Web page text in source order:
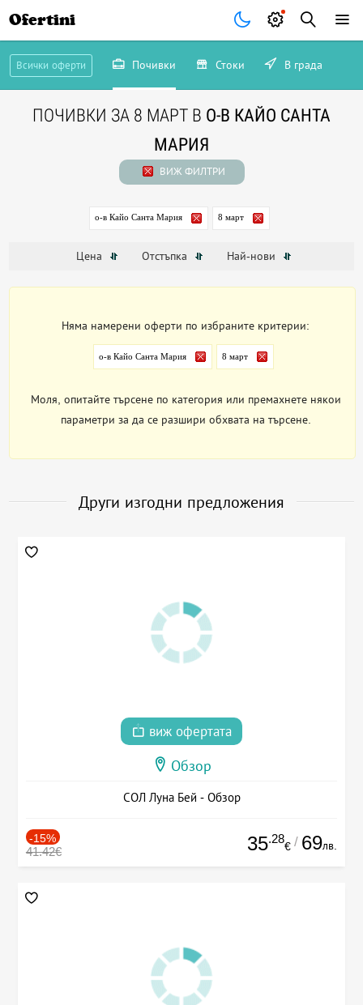
Ofertini
Всички оферти Почивки Стоки В града
ПОЧИВКИ ЗА 8 МАРТ В О-В КАЙО САНТА
МАРИЯ
ВИЖ ФИЛТРИ
о-в Кайо Санта Мария 8 март
Цена Отстъпка Най-нови
Няма намерени оферти по избраните критерии:
о-в Кайо Санта Мария 8 март
Моля, опитайте търсене по категория или премахнете някои
параметри за да се разшири обхвата на търсене.
Други изгодни предложения
виж офертата
Обзор
СОЛ Луна Бей - Обзор
-15%
41.42€ 35.28
€ / 69лв.